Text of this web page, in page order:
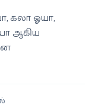
கலா ஓயா,
ஆகிய